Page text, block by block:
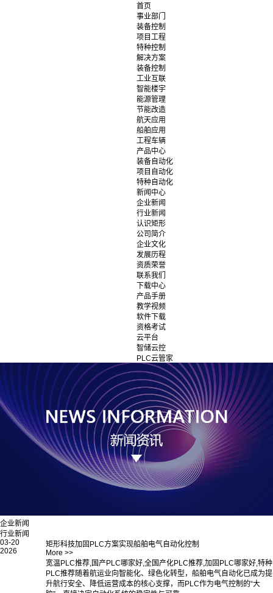
首页
事业部门
装备控制
项目工程
特种控制
解决方案
装备控制
工业互联
智能楼宇
能源管理
节能改造
航天应用
船舶应用
工程车辆
产品中心
装备自动化
项目自动化
特种自动化
新闻中心
企业新闻
行业新闻
认识矩形
公司简介
企业文化
发展历程
资质荣誉
联系我们
下载中心
产品手册
教学视频
软件下载
资格考试
云平台
智储云控
PLC云管家
企业新闻
行业新闻
03-20
2026
矩形科技加固PLC方案实现船舶电气自动化控制
More >>
宽温PLC推荐,国产PLC哪家好,全国产化PLC推荐,加固PLC哪家好,特种
PLC推荐随着航运业向智能化、绿色化转型，船舶电气自动化已成为提
升航行安全、降低运营成本的核心支撑，而PLC作为电气控制的“大